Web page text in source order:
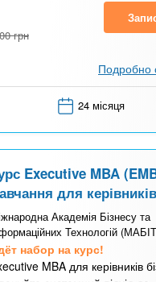
грн
Подробно
24 місяця
Executive MBA
для
Академія Бізнесу та
Технологій
набор на курс!
MBA для керівників